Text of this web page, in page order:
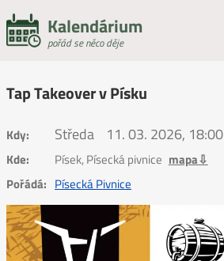
Kalendárium
pořád se něco děje
Tap Takeover v Písku
Kdy: Středa 11. 03. 2026, 18:00
Kde: Písek, Písecká pivnice mapa⇩
Pořádá: Písecká Pivnice